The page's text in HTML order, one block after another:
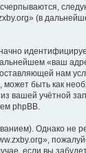
(в
«ваш
нам
быть как
вашей учётной
phpBB.
Однако не
если вы